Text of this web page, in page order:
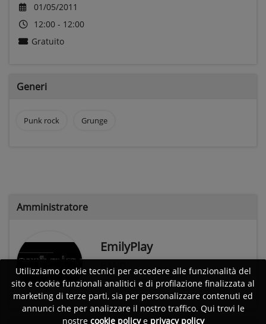
01/05/2011
12:00 - 12:00
Gratuito
Generi
Punk rock Grunge
Amministratore
EmilyPlay
BAND
Limatola (BN)
Utilizziamo cookie tecnici per accedere alle funzionalità del
sito e cookie funzionali analitici e di profilazione finalizzata al
marketing di terze parti, sia per personalizzare contenuti ed
annunci che per analizzare il nostro traffico. Qui trovi le
nostre cookie policye privacy policy